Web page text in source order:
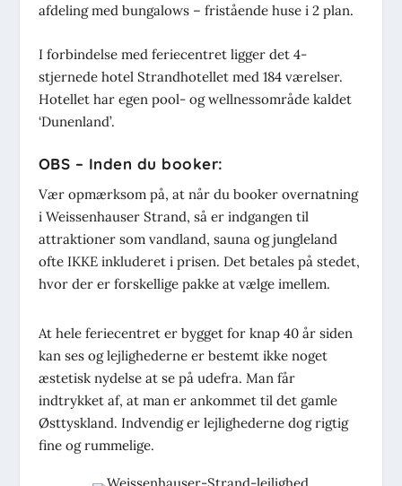
afdeling med bungalows – fristående huse i 2 plan.
I forbindelse med feriecentret ligger det 4-
stjernede hotel Strandhotellet med 184 værelser.
Hotellet har egen pool- og wellnessområde kaldet
‘Dunenland’.
OBS – Inden du booker:
Vær opmærksom på, at når du booker overnatning
i Weissenhauser Strand, så er indgangen til
attraktioner som vandland, sauna og jungleland
ofte IKKE inkluderet i prisen. Det betales på stedet,
hvor der er forskellige pakke at vælge imellem.
At hele feriecentret er bygget for knap 40 år siden
kan ses og lejlighederne er bestemt ikke noget
æstetisk nydelse at se på udefra. Man får
indtrykket af, at man er ankommet til det gamle
Østtyskland. Indvendig er lejlighederne dog rigtig
fine og rummelige.